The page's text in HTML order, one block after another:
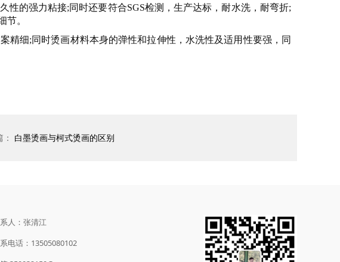
性的强力粘接;同时还要符合SGS检测，生产达标，耐水洗，耐弯折;
节。
精细;同时烫画材料本身的弹性和拉伸性，水洗性及适用性要强，同
白墨烫画与柯式烫画的区别
人：张清江
电话：13505080102